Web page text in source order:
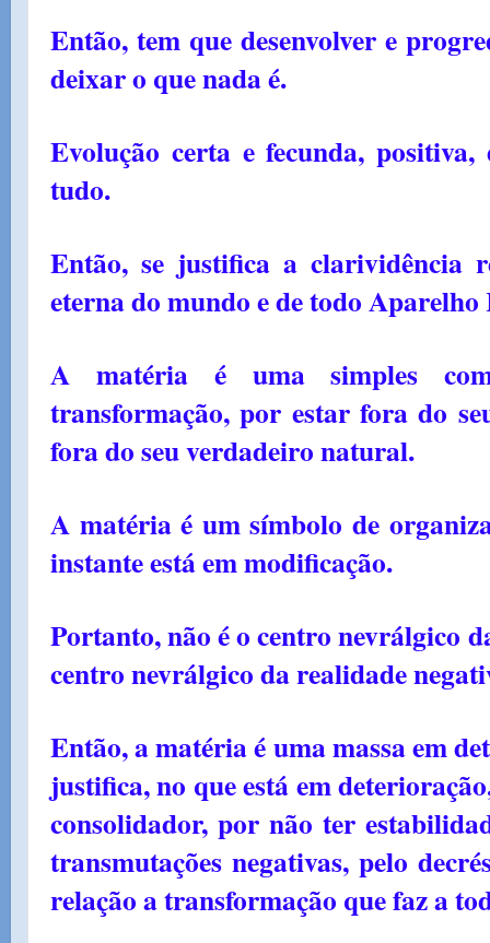
Então, tem que desenvolver e
deixar o que nada é.
Evolução certa e fecunda,
tudo.
Então, se justifica a clarividência
eterna do mundo e de todo
A matéria é uma simples
transformação, por estar fora do
fora do seu verdadeiro natural.
A matéria é um símbolo de
instante está em modificação.
Portanto, não é o centro nevrálgico
centro nevrálgico da realidade
Então, a matéria é uma massa em
justifica, no que está em
consolidador, por não ter
transmutações negativas, pelo
relação a transformação que faz a